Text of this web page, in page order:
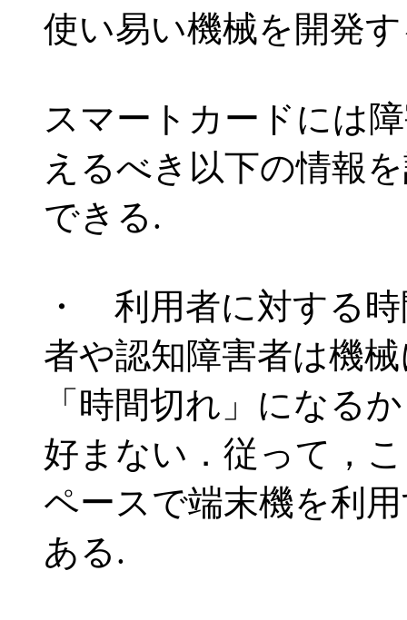
使い易い機械を開発
スマートカードには
えるべき以下の情報
できる.
・ 利用者に対する
者や認知障害者は機
「時間切れ」になる
好まない．従って，
ペースで端末機を利
ある.